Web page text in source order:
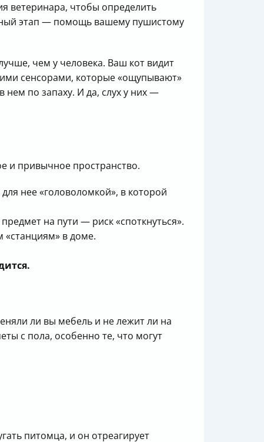
ветеринара, чтобы определить
этап — помощь вашему пушистому
чем у человека. Ваш кот видит
сенсорами, которые «ощупывают»
по запаху. И да, слух у них —
и привычное пространство.
нее «головоломкой», в которой
на пути — риск «споткнуться».
в доме.
ли вы мебель и не лежит ли на
с пола, особенно те, что могут
питомца, и он отреагирует